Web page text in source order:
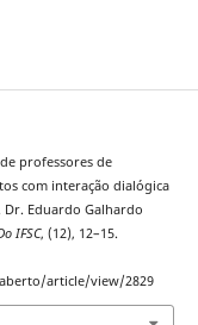
professores de
com interação dialógica
Eduardo Galhardo
IFSC, (12), 12–15.
article/view/2829